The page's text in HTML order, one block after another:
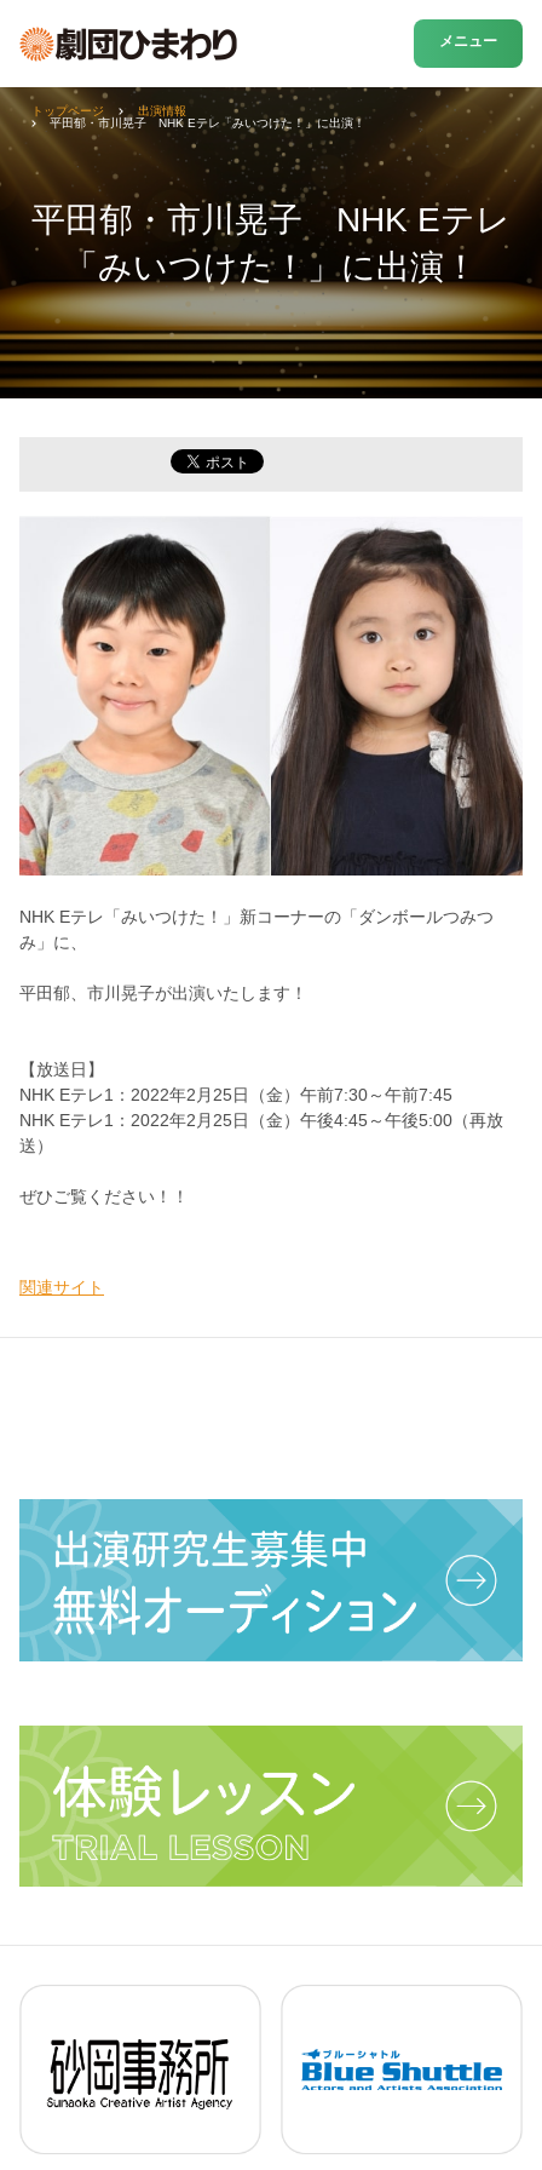
メニュー
平田郁・市川晃子 NHK Eテレ
「みいつけた！」に出演！
トップページ
出演情報
平田郁・市川晃子 NHK Eテレ「みいつけた！」に出演！
NHK Eテレ「みいつけた！」新コーナーの「ダンボールつみつ
み」に、
平田郁、市川晃子が出演いたします！
【放送日】
NHK Eテレ1：2022年2月25日（金）午前7:30～午前7:45
NHK Eテレ1：2022年2月25日（金）午後4:45～午後5:00（再放
送）
ぜひご覧ください！！
関連サイト